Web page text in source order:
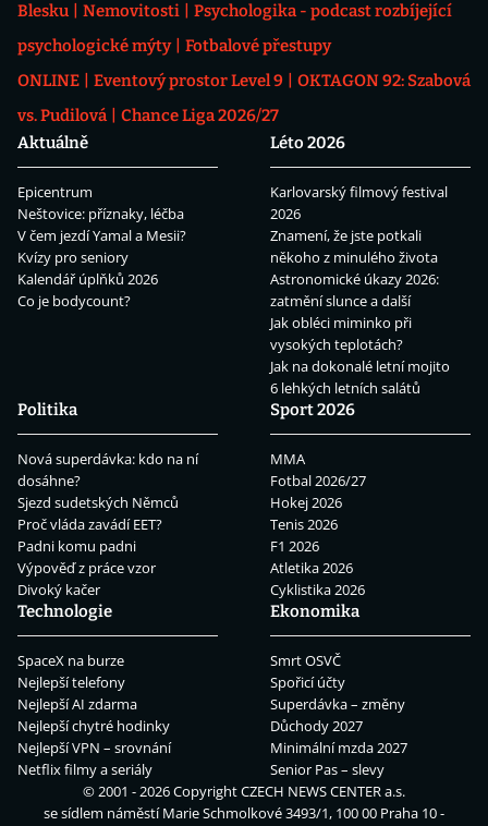
Blesku
Nemovitosti
Psychologika - podcast rozbíjející
psychologické mýty
Fotbalové přestupy
ONLINE
Eventový prostor Level 9
OKTAGON 92: Szabová
vs. Pudilová
Chance Liga 2026/27
Aktuálně
Epicentrum
Neštovice: příznaky, léčba
V čem jezdí Yamal a Mesii?
Kvízy pro seniory
Kalendář úplňků 2026
Co je bodycount?
Léto 2026
Karlovarský filmový festival
2026
Znamení, že jste potkali
někoho z minulého života
Astronomické úkazy 2026:
zatmění slunce a další
Jak obléci miminko při
vysokých teplotách?
Jak na dokonalé letní mojito
6 lehkých letních salátů
Politika
Nová superdávka: kdo na ní
dosáhne?
Sjezd sudetských Němců
Proč vláda zavádí EET?
Padni komu padni
Výpověď z práce vzor
Divoký kačer
Sport 2026
MMA
Fotbal 2026/27
Hokej 2026
Tenis 2026
F1 2026
Atletika 2026
Cyklistika 2026
Technologie
SpaceX na burze
Nejlepší telefony
Nejlepší AI zdarma
Nejlepší chytré hodinky
Nejlepší VPN – srovnání
Netflix filmy a seriály
Ekonomika
Smrt OSVČ
Spořicí účty
Superdávka – změny
Důchody 2027
Minimální mzda 2027
Senior Pas – slevy
© 2001 - 2026 CopyrightCZECH NEWS CENTER a.s.
se sídlem náměstí Marie Schmolkové 3493/1, 100 00 Praha 10 -